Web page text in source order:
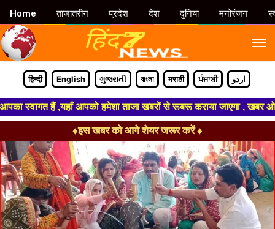
हिन्दी English ગુજરાતી বাংলা मराठी ਪੰਜਾਬੀ اردو
हैं ,यहाँ आपको हमेशा ताजा खबरों से रूबरू कराया जाएगा , खबर ओर
♦इस खबर को आगे शेयर जरूर करें ♦
Home ताज़ातरीन प्रदेश देश दुनिया मनोरंजन